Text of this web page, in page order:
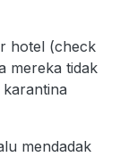
hotel (check
mereka tidak
mendadak